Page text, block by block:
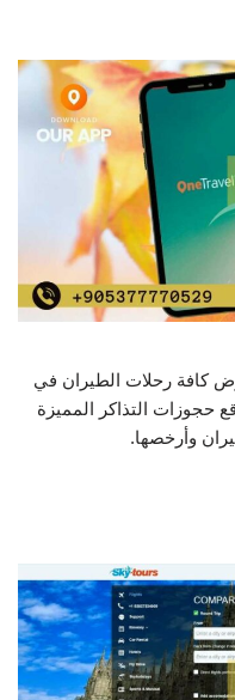
كافة رحلات الطيران في
حجوزات التذاكر المميزة
وأرخصها.